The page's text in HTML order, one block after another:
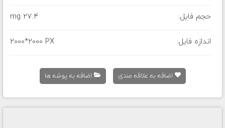
حجم فایل: 27.4 mg
اندازه فایل: 2000*2000 PX
اضافه به علاقه مندی اضافه به پوشه ها